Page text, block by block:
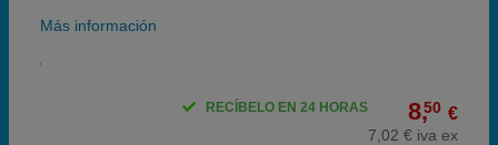
Más información
8,50 €
7,02 € iva ex
RECÍBELO EN 24 HORAS